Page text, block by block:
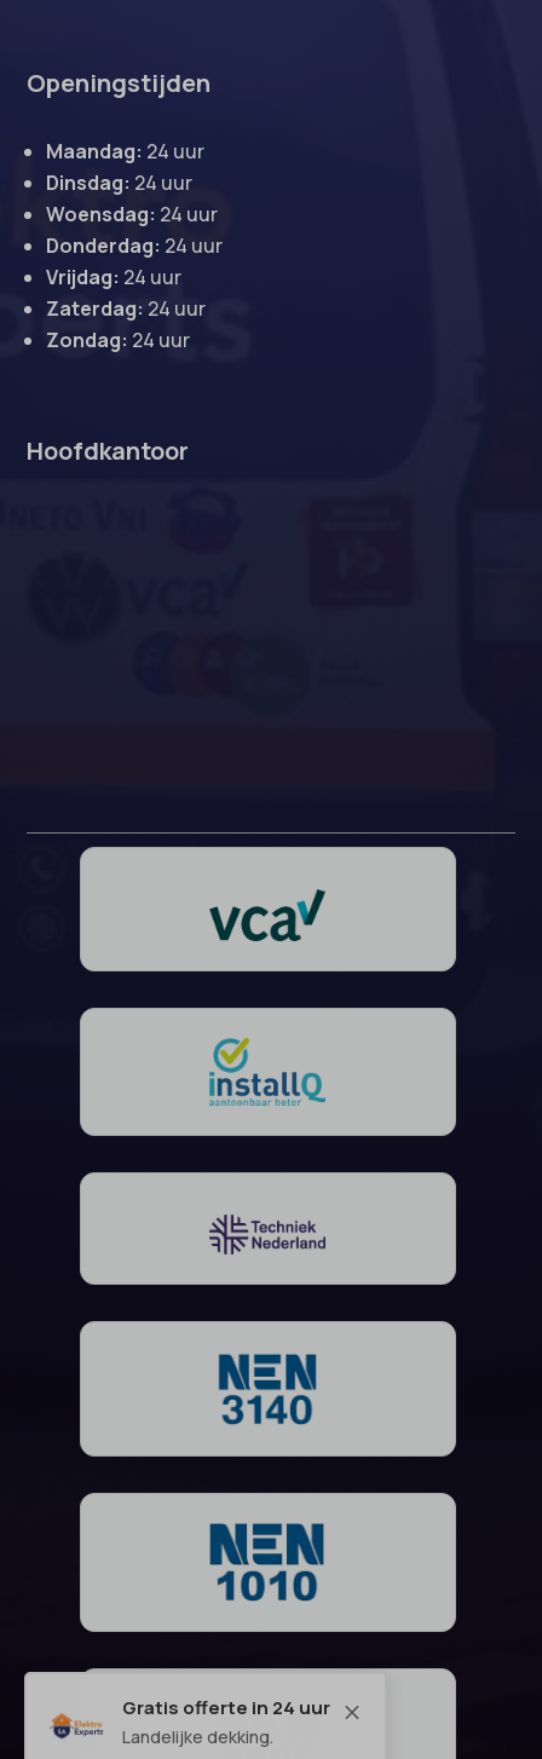
M
Gratis offerte in 24 uur
Landelijke dekking.
Vraag binnen 10 seconden een
Openingstijden
Maandag: 24 uur
Dinsdag: 24 uur
Woensdag: 24 uur
Donderdag: 24 uur
Vrijdag: 24 uur
Zaterdag: 24 uur
Zondag: 24 uur
Hoofdkantoor